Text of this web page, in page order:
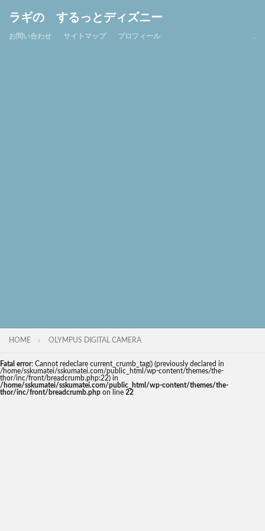
ラギの するっとディズニー
お問い合わせ サイトマップ プロフィール
HOME OLYMPUS DIGITAL CAMERA
Fatal error: Cannot redeclare current_crumb_tag() (previously declared in
/home/sskumatei/sskumatei.com/public_html/wp-content/themes/the-
thor/inc/front/breadcrumb.php:22) in
/home/sskumatei/sskumatei.com/public_html/wp-content/themes/the-
thor/inc/front/breadcrumb.php on line 22